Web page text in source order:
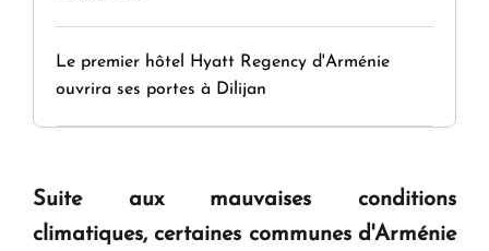
Le premier hôtel Hyatt Regency d'Arménie
ouvrira ses portes à Dilijan
Suite aux mauvaises conditions
climatiques, certaines communes d'Arménie